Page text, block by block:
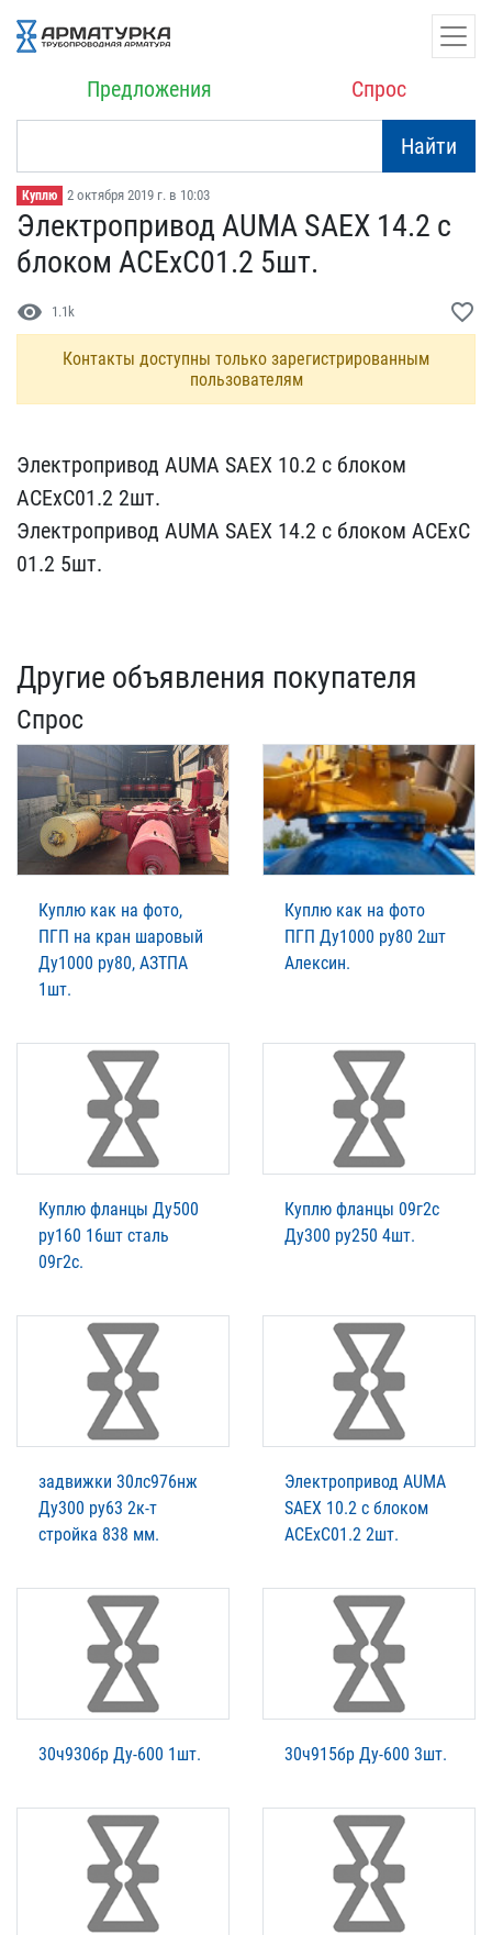
Предложения Спрос
Найти
Куплю 2 октября 2019 г. в 10:03
Электропривод AUMA SAEX ​14.2 c
блоком ACExC01.2 ​5шт.
visibility 1.1k favorite_border
Контакты доступны только зарегистрированным
пользователям
Электропривод AUMA SAEX ​10.2 c блоком
ACExC01.2 ​2шт.
Электропривод AUMA ​SAEX 14.2 c блоком ACExC​
01.2 5шт.
Другие объявления покупателя
Спрос
Куплю как на фото,
ПГП на кран шаровый
Ду1000 ру80, АЗТПА
1шт.
Куплю как на фото
ПГП Ду1000 ру80 2шт
Алексин.
Куплю фланцы Ду500
ру160 16шт сталь
09г2с.
Куплю фланцы 09г2с
Ду300 ру250 4шт.
задвижки 30лс976нж
Ду300 ру63 2к-т
стройка 838 мм.
Электропривод AUMA
SAEX 10.2 c блоком
ACExC01.2 2шт.
30ч930бр Ду-600 1шт. 30ч915бр Ду-600 3шт.